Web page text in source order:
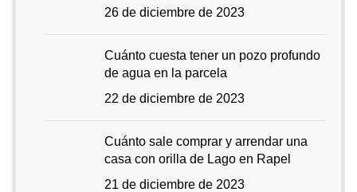
26 de diciembre de 2023
Cuánto cuesta tener un pozo profundo
de agua en la parcela
22 de diciembre de 2023
Cuánto sale comprar y arrendar una
casa con orilla de Lago en Rapel
21 de diciembre de 2023